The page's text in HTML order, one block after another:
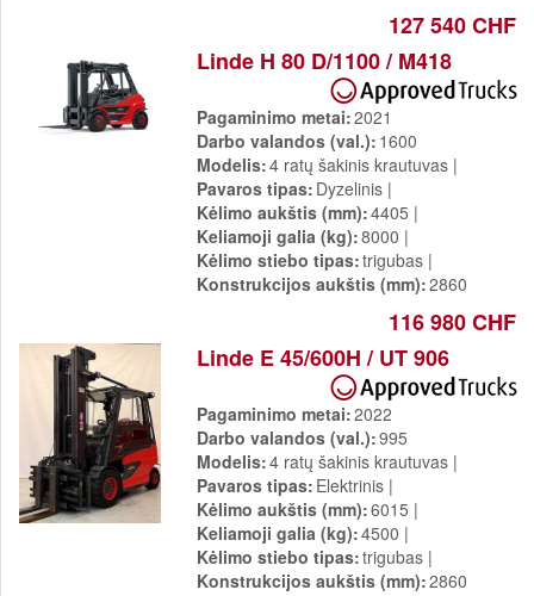
127 540 CHF
Linde H 80 D/1100 / M418
Pagaminimo metai 2021
Darbo valandos (val.) 1600
Modelis 4 ratų šakinis krautuvas
Pavaros tipas Dyzelinis
Kėlimo aukštis (mm) 4405
Keliamoji galia (kg) 8000
Kėlimo stiebo tipas trigubas
Konstrukcijos aukštis (mm) 2860
116 980 CHF
Linde E 45/600H / UT 906
Pagaminimo metai 2022
Darbo valandos (val.) 995
Modelis 4 ratų šakinis krautuvas
Pavaros tipas Elektrinis
Kėlimo aukštis (mm) 6015
Keliamoji galia (kg) 4500
Kėlimo stiebo tipas trigubas
Konstrukcijos aukštis (mm) 2860